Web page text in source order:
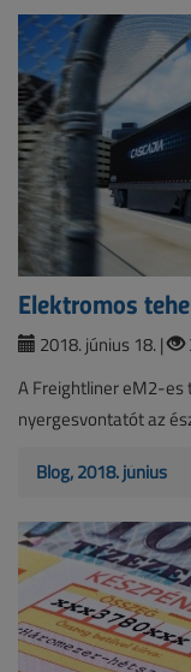
Elektromos
2018. június 18. |
A Freightliner eM2-es
nyergesvontatót az
Blog, 2018. június